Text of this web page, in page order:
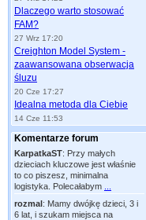
Dlaczego warto stosować
FAM?
27 Wrz 17:20
Creighton Model System -
zaawansowana obserwacja
śluzu
20 Cze 17:27
Idealna metoda dla Ciebie
14 Cze 11:53
Komentarze forum
KarpatkaST: Przy małych
dzieciach kluczowe jest właśnie
to co piszesz, minimalna
logistyka. Polecałabym
rozmal: Mamy dwójkę dzieci, 3 i
6 lat, i szukam miejsca na